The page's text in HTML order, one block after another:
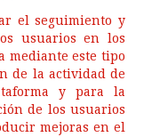
el seguimiento y
usuarios en los
mediante este tipo
de la actividad de
y para la
de los usuarios
mejoras en el